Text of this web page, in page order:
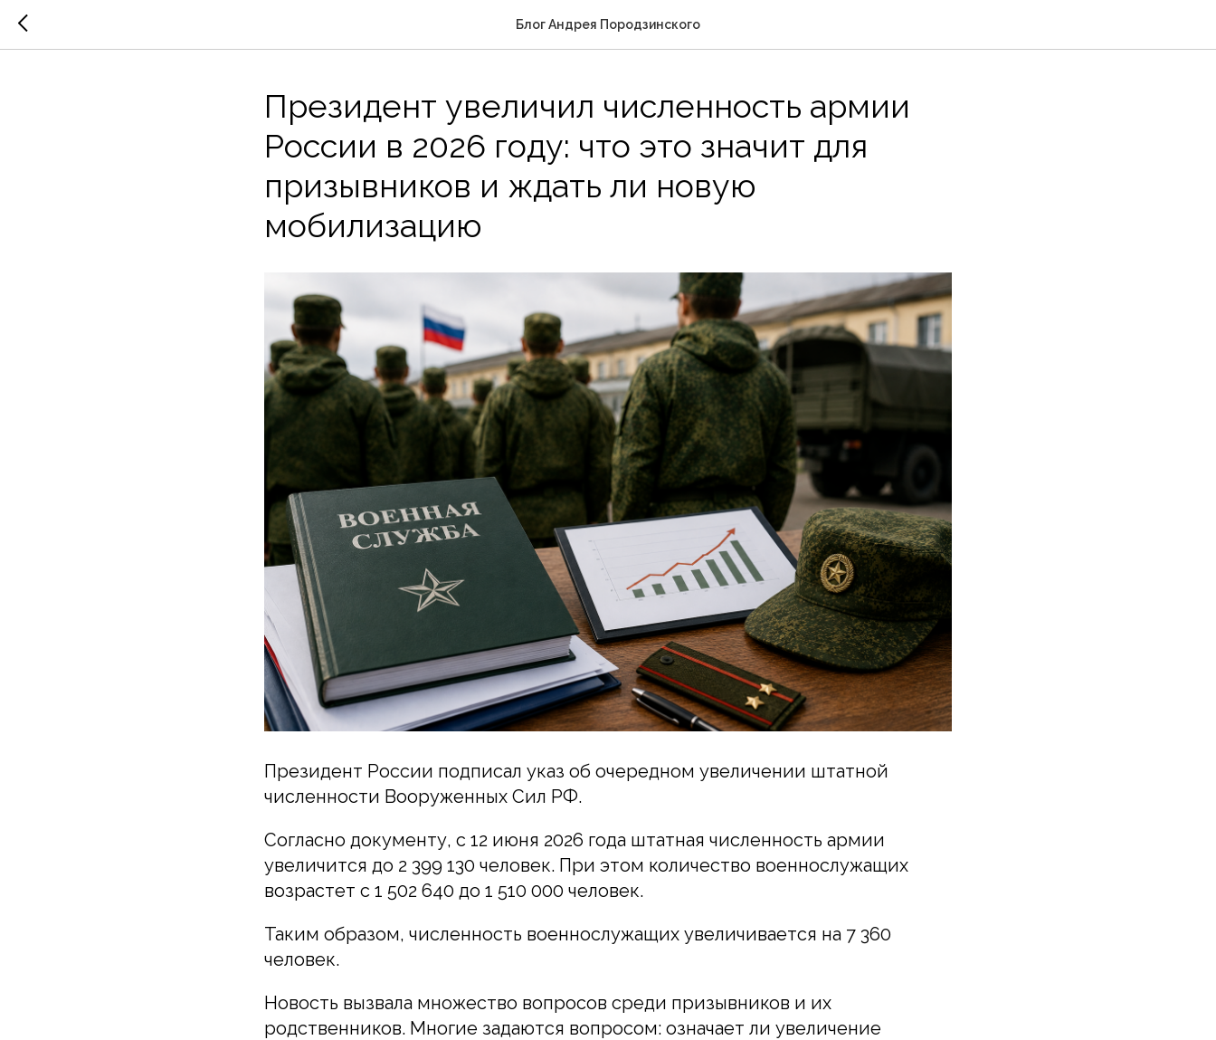
Блог Андрея Породзинского
Президент увеличил численность армии
России в 2026 году: что это значит для
призывников и ждать ли новую
мобилизацию
Президент России подписал указ об очередном увеличении штатной
численности Вооруженных Сил РФ.
Согласно документу, с 12 июня 2026 года штатная численность армии
увеличится до 2 399 130 человек. При этом количество военнослужащих
возрастет с 1 502 640 до 1 510 000 человек.
Таким образом, численность военнослужащих увеличивается на 7 360
человек.
Новость вызвала множество вопросов среди призывников и их
родственников. Многие задаются вопросом: означает ли увеличение